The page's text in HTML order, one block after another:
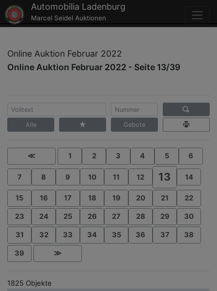
Automobilia Ladenburg
Marcel Seidel Auktionen
Online Auktion Februar 2022
Online Auktion Februar 2022 - Seite 13/39
Alle Gebote
≪ 1 2 3 4 5 6
7 8 9 10 11 12 13 14
15 16 17 18 19 20 21 22
23 24 25 26 27 28 29 30
31 32 33 34 35 36 37 38
39 ≫
1825 Objekte